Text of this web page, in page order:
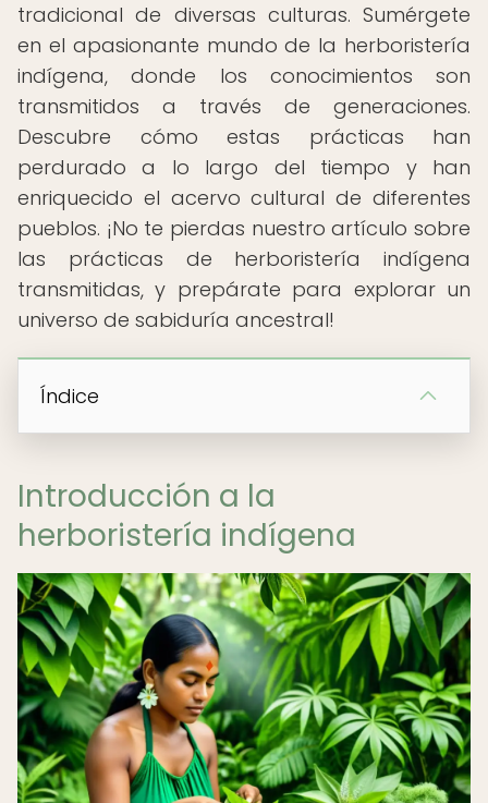
tradicional de diversas culturas. Sumérgete
en el apasionante mundo de la herboristería
indígena, donde los conocimientos son
transmitidos a través de generaciones.
Descubre cómo estas prácticas han
perdurado a lo largo del tiempo y han
enriquecido el acervo cultural de diferentes
pueblos. ¡No te pierdas nuestro artículo sobre
las prácticas de herboristería indígena
transmitidas, y prepárate para explorar un
universo de sabiduría ancestral!
Índice
Introducción a la
herboristería indígena